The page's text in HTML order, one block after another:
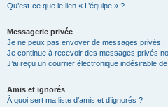
Qu’est-ce que le lien « L’équipe » ?
Messagerie privée
Je ne peux pas envoyer de messages privés !
Je continue à recevoir des messages privés
J’ai reçu un courrier électronique indésirable
Amis et ignorés
À quoi sert ma liste d’amis et d’ignorés ?